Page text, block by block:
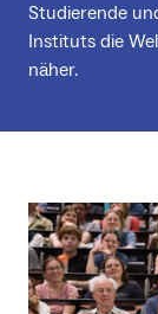
Studierende
Instituts die
näher.